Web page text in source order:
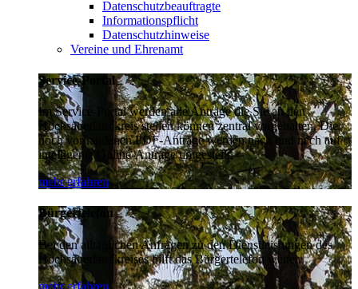
Datenschutzbeauftragte
Informationspflicht
Datenschutzhinweise
Vereine und Ehrenamt
Service-Portal
Im Service-Portal werden alle Anträge die Sie an den
Hochsauerlandkreis stellen können zentral vorgehalten. Die
noch vorhandenen PDF-Anträge werden nach und nach auf
intelligente Online-Anträge umgestellt.
mehr erfahren
Bürgertelefon
Bei den alltäglichen Anfragen zu den Dienstleistungen des
Hochsauerlandkreises hilft das Bürgertelefon weiter.
mehr erfahren